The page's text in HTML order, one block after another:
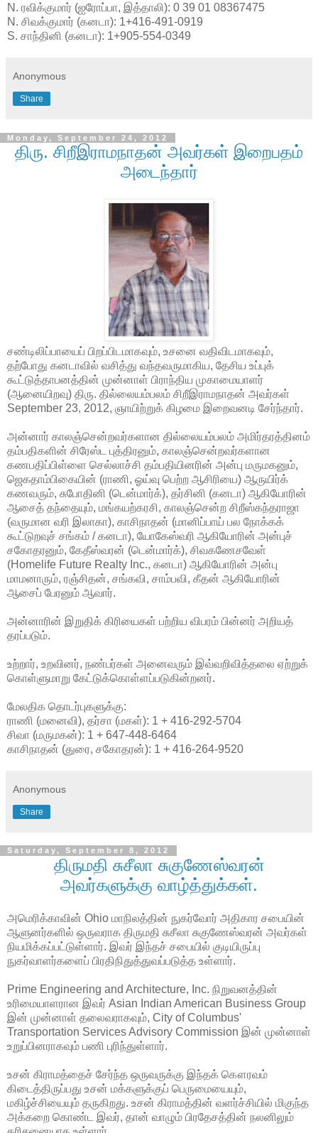
N. ரவிக்குமார் (ஐரோப்பா, இத்தாலி): 0 39 01 08367475
N. சிவக்குமார் (கனடா): 1+416-491-0919
S. சாந்தினி (கனடா): 1+905-554-0349
Anonymous
Share
Monday, September 24, 2012
திரு. சிறீஇராமநாதன் அவர்கள் இறைபதம்
அடைந்தார்
சண்டிலிப்பாயைப் பிறப்பிடமாகவும், உசனை வதிவிடமாகவும்,
தற்போது கனடாவில் வசித்து வந்தவருமாகிய, தேசிய உப்புக்
கூட்டுத்தாபனத்தின் முன்னாள் பிராந்திய முகாமையாளர்
(ஆனையிறவு) திரு. தில்லையம்பலம் சிறீஇராமநாதன் அவர்கள்
September 23, 2012, ஞாயிற்றுக் கிழமை இறைவனடி சேர்ந்தார்.
அன்னார் காலஞ்சென்றவர்களான தில்லையம்பலம் அமிர்தரத்தினம்
தம்பதிகளின் சிரேஸ்ட புத்திரனும், காலஞ்சென்றவர்களான
கணபதிப்பிள்ளை செல்லாச்சி தம்பதியினரின் அன்பு மருமகனும்,
ஜெகதாம்பிகையின் (ராணி, ஓய்வு பெற்ற ஆசிரியை) ஆருயிர்க்
கணவரும், சுபோதினி (டென்மார்க்), தர்சினி (கனடா) ஆகியோரின்
ஆசைத் தந்தையும், மங்கயற்கரசி, காலஞ்சென்ற சிறீஸ்கந்தராஜா
(வருமான வரி இலாகா), காசிநாதன் (மானிப்பாய் பல நோக்கக்
கூட்டுறவுச் சங்கம் / கனடா), யோகேஸ்வரி ஆகியோரின் அன்புச்
சகோதரனும், கேதீஸ்வரன் (டென்மார்க்), சிவகணேசவேள்
(Homelife Future Realty Inc., கனடா) ஆகியோரின் அன்பு
மாமனாரும், ரஞ்சிதன், சங்கவி, சாம்பவி, கீதன் ஆகியோரின்
ஆசைப் பேரனும் ஆவார்.
அன்னாரின் இறுதிக் கிரியைகள் பற்றிய விபரம் பின்னர் அறியத்
தரப்படும்.
உற்றார், உறவினர், நண்பர்கள் அனைவரும் இவ்வறிவித்தலை ஏற்றுக்
கொள்ளுமாறு கேட்டுக்கொள்ளப்படுகின்றனர்.
மேலதிக தொடர்புகளுக்கு:
ராணி (மனைவி), தர்சா (மகள்): 1 + 416-292-5704
சிவா (மருமகன்): 1 + 647-448-6464
காசிநாதன் (துரை, சகோதரன்): 1 + 416-264-9520
Anonymous
Share
Saturday, September 8, 2012
திருமதி சுசீலா சுகுணேஸ்வரன்
அவர்களுக்கு வாழ்த்துக்கள்.
அமெரிக்காவின் Ohio மாநிலத்தின் நுகர்வோர் அதிகார சபையின்
ஆளுனர்களில் ஒருவராக திருமதி சுசீலா சுகுணேஸ்வரன் அவர்கள்
நியமிக்கப்பட்டுள்ளார். இவர் இந்தச் சபையில் குடியிருப்பு
நுகர்வாளர்களைப் பிரதிநிதுத்துவப்படுத்த உள்ளார்.
Prime Engineering and Architecture, Inc. நிறுவனத்தின்
உரிமையாளரான இவர் Asian Indian American Business Group
இன் முன்னாள் தலைவராகவும், City of Columbus'
Transportation Services Advisory Commission இன் முன்னாள்
உறுப்பினராகவும் பணி புரிந்துள்ளார்.
உசன் கிராமத்தைச் சேர்ந்த ஒருவருக்கு இந்தக் கௌரவம்
கிடைத்திருப்பது உசன் மக்களுக்குப் பெருமையையும்,
மகிழ்ச்சியையும் தருகிறது. உசன் கிராமத்தின் வளர்ச்சியில் மிகுந்த
அக்கறை கொண்ட இவர், தான் வாழும் பிரதேசத்தின் நலனிலும்